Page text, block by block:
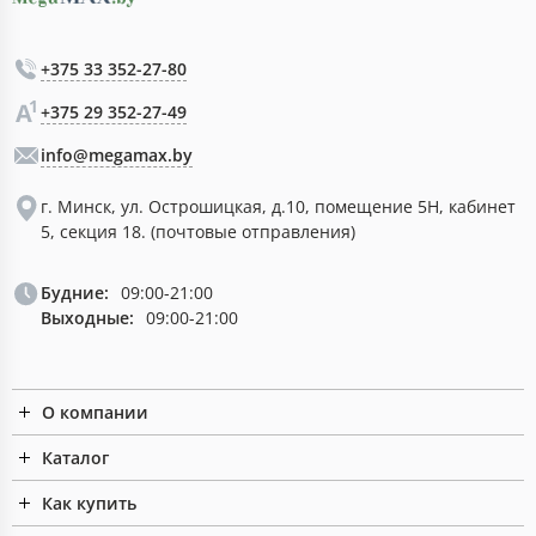
+375 33 352-27-80
+375 29 352-27-49
info@megamax.by
г. Минск, ул. Острошицкая, д.10, помещение 5Н, кабинет
5, секция 18. (почтовые отправления)
Будние: 09:00-21:00
Выходные: 09:00-21:00
О компании
Каталог
Как купить